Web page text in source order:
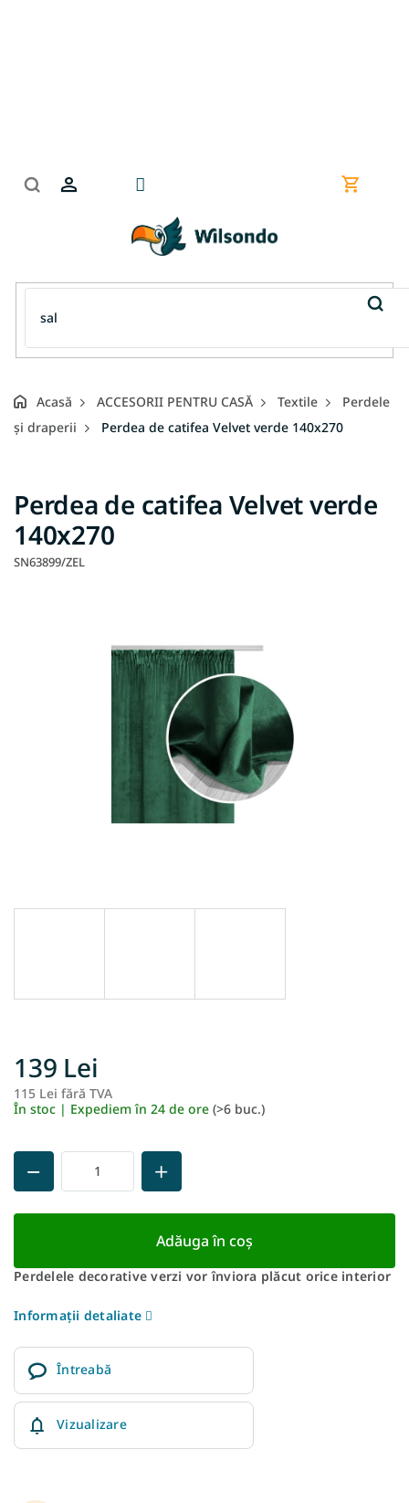
Coş
Acasă ACCESORII PENTRU CASĂ Textile
Perdele
și draperii
Perdea de catifea Velvet verde 140x270
Perdea de catifea Velvet verde
140x270
SN63899/ZEL
139 Lei
115 Lei fără TVA
În stoc | Expediem în 24 de ore (>6 buc.)
Adăuga în coş
Perdelele decorative verzi vor înviora plăcut orice interior
Informaţii detaliate
Întreabă
Vizualizare